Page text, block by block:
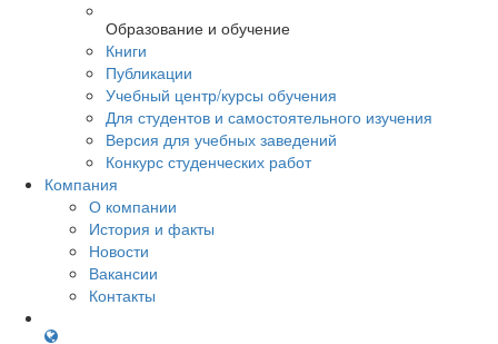
Образование и обучение
Книги
Публикации
Учебный центр/курсы обучения
Для студентов и самостоятельного изучения
Версия для учебных заведений
Конкурс студенческих работ
Компания
О компании
История и факты
Новости
Вакансии
Контакты